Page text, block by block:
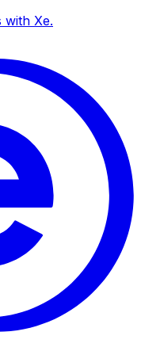
with Xe.